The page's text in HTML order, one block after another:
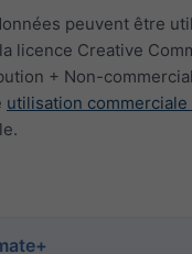
peuvent être
licence Creative
+ Non-
utilisation commerciale